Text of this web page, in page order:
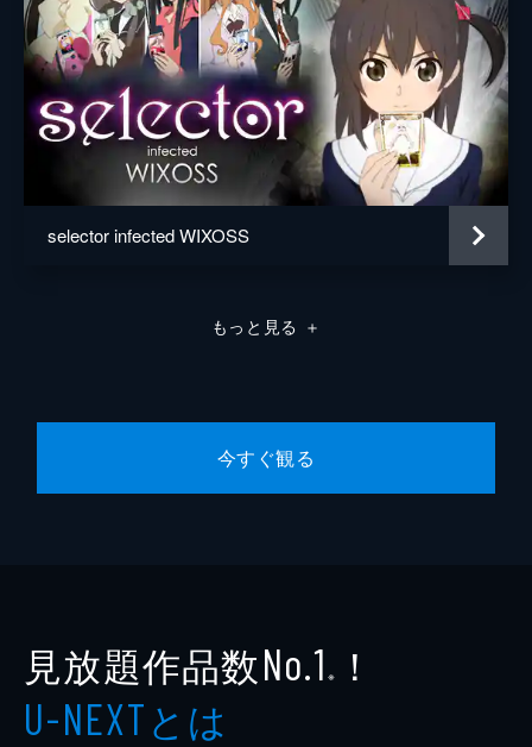
selector infected WIXOSS
もっと見る ＋
今すぐ観る
見放題作品数No.1 ※ ！
U-NEXTとは